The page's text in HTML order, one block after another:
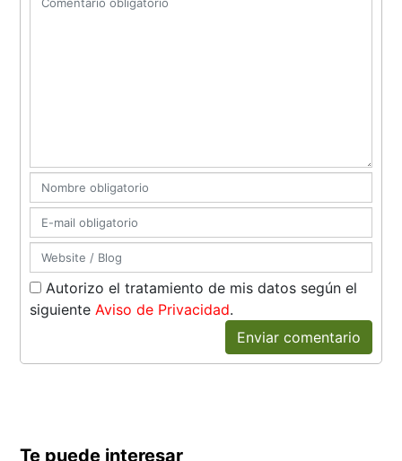
Autorizo el tratamiento de mis datos según el
siguienteAviso de Privacidad.
Enviar comentario
Te puede interesar